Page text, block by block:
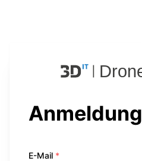
Anmeldung
E-Mail *